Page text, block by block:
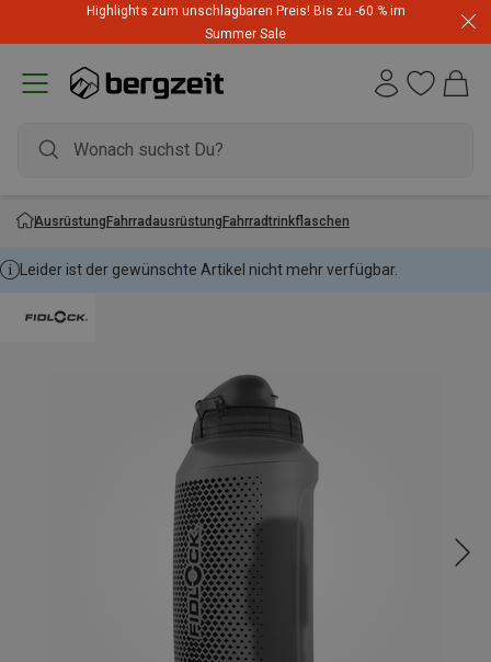
Highlights zum unschlagbaren Preis! Bis zu -60 % im
Summer Sale
AusrüstungFahrradausrüstungFahrradtrinkflaschen
Leider ist der gewünschte Artikel nicht mehr verfügbar.